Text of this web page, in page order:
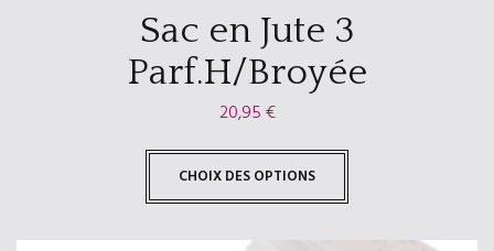
Sac en Jute 3
Parf.H/Broyée
20,95€
CHOIX DES OPTIONS